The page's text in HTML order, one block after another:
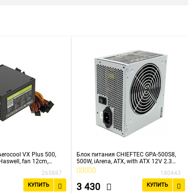
VX Plus 500,
fan 12cm,
cord, 20+4P, 4+4P,
x3, Sata x3, FDD
265887
КУПИТЬ
Блок питания CHIEFTEC GPA-500S8,
500W, iArena, ATX, with ATX 12V 2.3
w/12 cm Fan, 35cm Cable, noise 24db,
80+
180443
3 430
КУПИТЬ